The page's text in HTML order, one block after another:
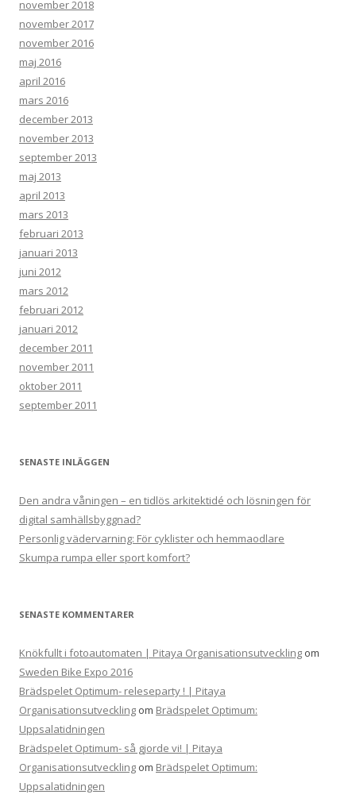
november 2018
november 2017
november 2016
maj 2016
april 2016
mars 2016
december 2013
november 2013
september 2013
maj 2013
april 2013
mars 2013
februari 2013
januari 2013
juni 2012
mars 2012
februari 2012
januari 2012
december 2011
november 2011
oktober 2011
september 2011
SENASTE INLÄGGEN
Den andra våningen – en tidlös arkitektidé och lösningen för
digital samhällsbyggnad?
Personlig vädervarning: För cyklister och hemmaodlare
Skumpa rumpa eller sport komfort?
SENASTE KOMMENTARER
Knökfullt i fotoautomaten | Pitaya Organisationsutveckling om
Sweden Bike Expo 2016
Brädspelet Optimum- releseparty ! | Pitaya
Organisationsutveckling om Brädspelet Optimum:
Uppsalatidningen
Brädspelet Optimum- så gjorde vi! | Pitaya
Organisationsutveckling om Brädspelet Optimum:
Uppsalatidningen